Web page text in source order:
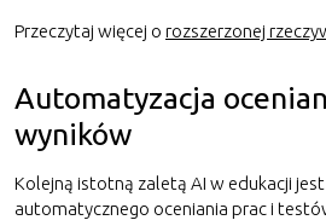
Przeczytaj więcej o rozszerzonej
Automatyzacja
wyników
Kolejną istotną zaletą AI w edukacji
automatycznego oceniania prac i